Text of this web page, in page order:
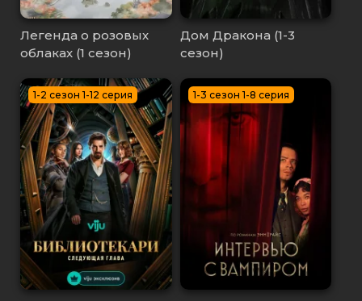
Легенда о розовых
облаках (1 сезон)
Дом Дракона (1-3
сезон)
1-2 сезон 1-12 серия 1-3 сезон 1-8 серия